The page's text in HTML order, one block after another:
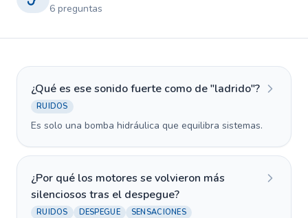
6 preguntas
¿Qué es ese sonido fuerte como de "ladrido"?
RUIDOS
Es solo una bomba hidráulica que equilibra sistemas.
¿Por qué los motores se volvieron más
silenciosos tras el despegue?
RUIDOS DESPEGUE SENSACIONES